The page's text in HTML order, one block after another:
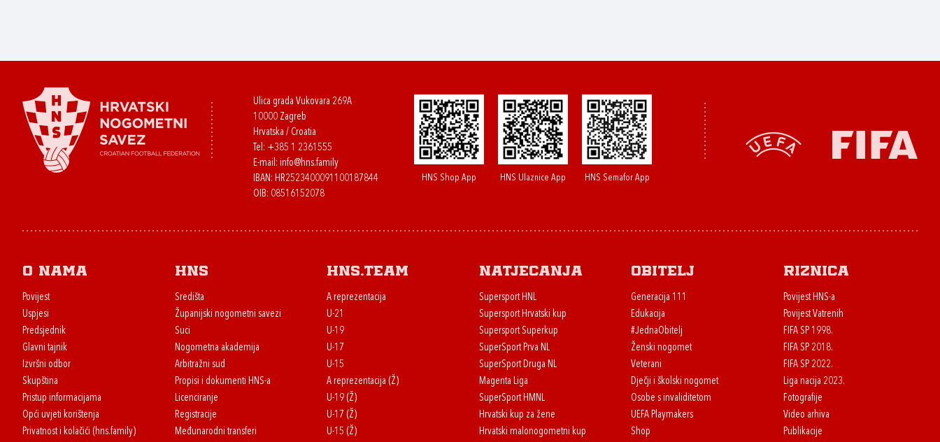
Ulica grada Vukovara 269A
10000 Zagreb
Hrvatska / Croatia
Tel: +385 1 2361555
E-mail: info@hns.family
IBAN: HR2523400091100187844
OIB: 08516152078
HNS Shop App HNS Ulaznice App HNS Semafor App
O nama
Povijest
Uspjesi
Predsjednik
Glavni tajnik
Izvršni odbor
Skupština
Pristup informacijama
Opći uvjeti korištenja
Privatnost i kolačići (hns.family)
HNS
Središta
Županijski nogometni savezi
Suci
Nogometna akademija
Arbitražni sud
Propisi i dokumenti HNS-a
Licenciranje
Registracije
Međunarodni transferi
HNS.team
A reprezentacija
U-21
U-19
U-17
U-15
A reprezentacija (Ž)
U-19 (Ž)
U-17 (Ž)
U-15 (Ž)
Natjecanja
Supersport HNL
Supersport Hrvatski kup
Supersport Superkup
SuperSport Prva NL
SuperSport Druga NL
Magenta Liga
SuperSport HMNL
Hrvatski kup za žene
Hrvatski malonogometni kup
Obitelj
Generacija 111
Edukacija
#JednaObitelj
Ženski nogomet
Veterani
Dječji i školski nogomet
Osobe s invaliditetom
UEFA Playmakers
Shop
Riznica
Povijest HNS-a
Povijest Vatrenih
FIFA SP 1998.
FIFA SP 2018.
FIFA SP 2022.
Liga nacija 2023.
Fotografije
Video arhiva
Publikacije